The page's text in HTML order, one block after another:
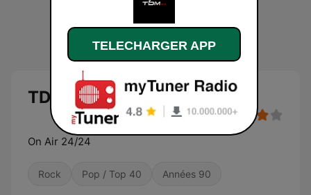
TDM en direct
On Air 24/24
Rock Pop / Top 40 Années 90
TELECHARGER APP